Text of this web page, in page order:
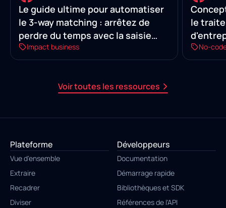
Voir toutes les ressources
Le guide ultime pour automatiser
le 3-way matching : arrêtez de
perdre du temps avec la saisie
manuelle
Impact business
le
No-
Plateforme
Vue d'ensemble
Extraire
Recadrer
Diviser
Développeurs
Documentation
Démarrage rapide
Bibliothèques et SDK
Références de l'API